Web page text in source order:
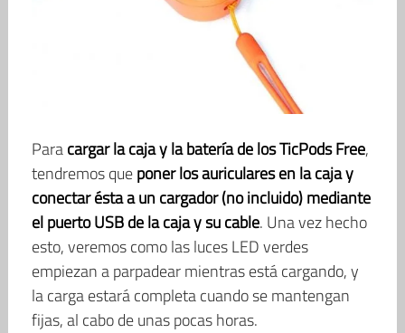
Paracargar la caja y la batería de los TicPods Free,
tendremos queponer los auriculares en la caja y
conectar ésta a un cargador (no incluido) mediante
el puerto USB de la caja y su cable. Una vez hecho
esto, veremos como las luces LED verdes
empiezan a parpadear mientras está cargando, y
la carga estará completa cuando se mantengan
fijas, al cabo de unas pocas horas.